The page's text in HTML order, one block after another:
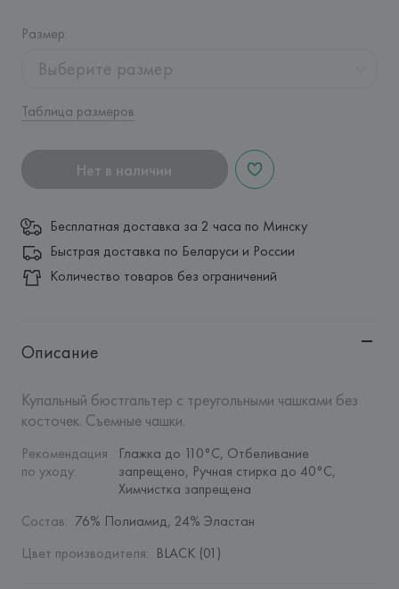
Размер:
Выберите размер
Таблица размеров
Нет в наличии
Бесплатная доставка за 2 часа по Минску
Быстрая доставка по Беларуси и России
Количество товаров без ограничений
Описание
Купальный бюстгальтер с треугольными чашками без
косточек. Съемные чашки.
Рекомендация
по уходу:
Глажка до 110°C, Отбеливание
запрещено, Ручная стирка до 40°C,
Химчистка запрещена
Состав: 76% Полиамид, 24% Эластан
Цвет производителя: BLACK (01)